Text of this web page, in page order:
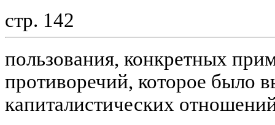
стр. 142
пользования, конкретных
противоречий, которое было
капиталистических